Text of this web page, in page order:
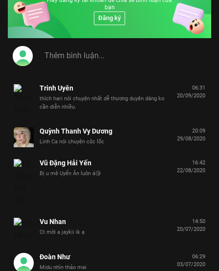
bạn
Đăng ký
Trinh Uyên
thích hari nói chuyện nhất dễ thương duyên dáng ko
cần diễn nhiều.
06:31
20/09/2020
Quỳnh Thanh Vy Dương
Linh Ca nói chuyện cộc lốc
20:09
29/08/2020
Vũ Đặng Hải Yến
Bị u mê Uyển Ân luôn á😘
16:42
22/08/2020
Vu Nhan
Ct mời a jaykii ik ạ
14:50
20/07/2020
Đoàn Như
Midu nhìn thảo mai
06:29
03/07/2020